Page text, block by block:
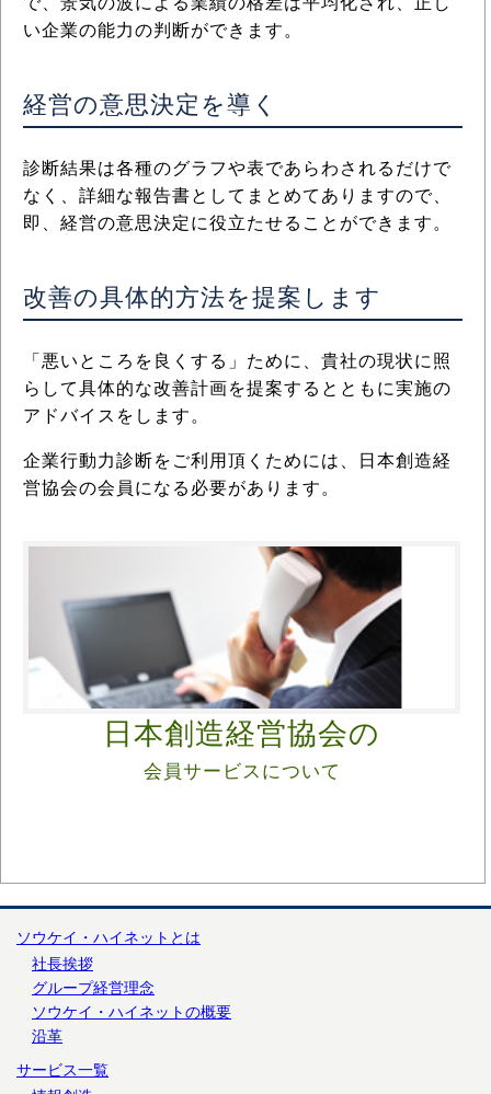
い企業の能力の判断ができます。
経営の意思決定を導く
診断結果は各種のグラフや表であらわされるだけで
なく、詳細な報告書としてまとめてありますので、
即、経営の意思決定に役立たせることができます。
改善の具体的方法を提案します
「悪いところを良くする」ために、貴社の現状に照
らして具体的な改善計画を提案するとともに実施の
アドバイスをします。
企業行動力診断をご利用頂くためには、日本創造経
営協会の会員になる必要があります。
日本創造経営協会の
会員サービスについて
ソウケイ・ハイネットとは
社長挨拶
グループ経営理念
ソウケイ・ハイネットの概要
沿革
サービス一覧